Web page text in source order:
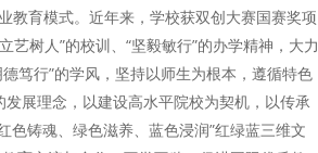
教育模式。近年来，学校获双创大赛国赛奖项
树人”的校训、“坚毅敏行”的办学精神，大力
笃行”的学风，坚持以师生为根本，遵循特色
展理念，以建设高水平院校为契机，以传承
色铸魂、绿色滋养、蓝色浸润”红绿蓝三维文